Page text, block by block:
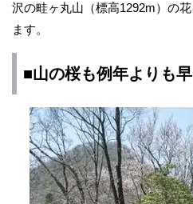
沢の畦ヶ丸山（標高1292m）の
ます。
■山の桜も例年よりも